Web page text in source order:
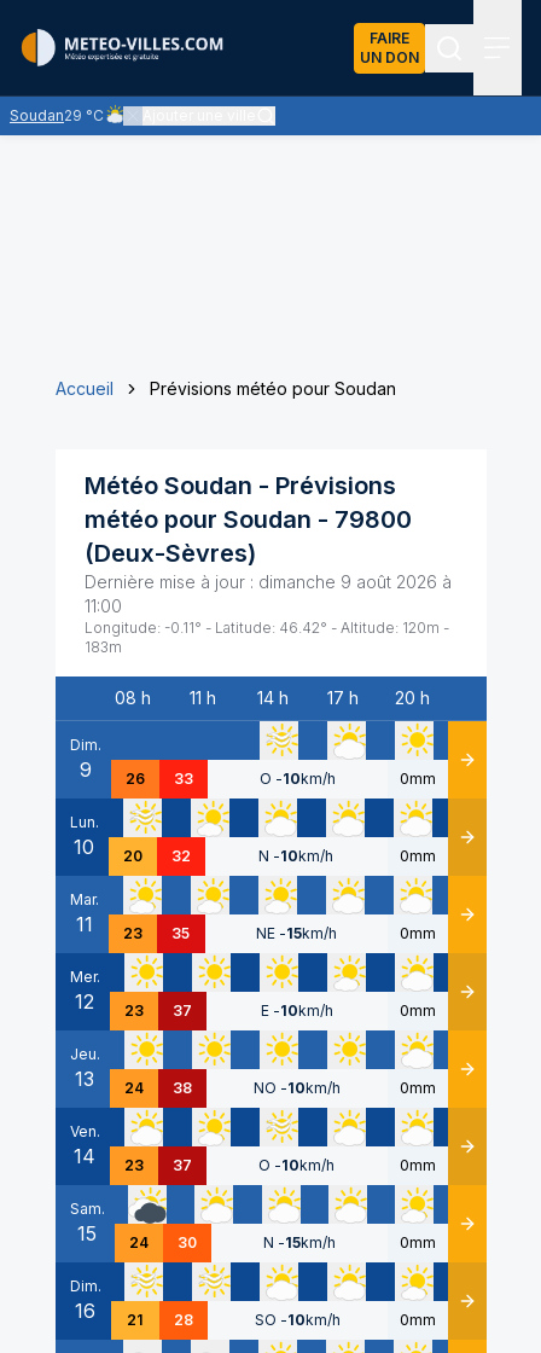
FAIRE
UN DON
Soudan29 °C
Ciel nuageux - les éclaircies et les nuages se partagent le
Accueil Prévisions météo pour Soudan
Météo Soudan - Prévisions
météo pour Soudan - 79800
(Deux-Sèvres)
Dernière mise à jour : dimanche 9 août 2026 à
11:00
Longitude: -0.11° - Latitude: 46.42° - Altitude: 120m -
183m
Date
08 h 11 h 14 h 17 h 20 h
Dim.
9 26 33 O -10km/h 0mm Détails
Lun.
10 20 32 N -10km/h 0mm Détails
Mar.
11 23 35 NE -15km/h 0mm Détails
Mer.
12 23 37 E -10km/h 0mm Détails
Jeu.
13 24 38 NO -10km/h 0mm Détails
Ven.
14 23 37 O -10km/h 0mm Détails
Sam.
15 24 30 N -15km/h 0mm Détails
Dim.
16 21 28 SO -10km/h 0mm Détails